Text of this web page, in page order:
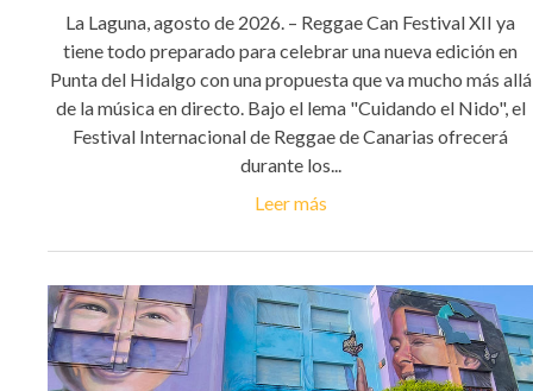
La Laguna, agosto de 2026. – Reggae Can Festival XII ya
tiene todo preparado para celebrar una nueva edición en
Punta del Hidalgo con una propuesta que va mucho más allá
de la música en directo. Bajo el lema "Cuidando el Nido", el
Festival Internacional de Reggae de Canarias ofrecerá
durante los...
Leer más